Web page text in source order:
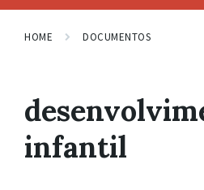
HOME DOCUMENTOS
infantil